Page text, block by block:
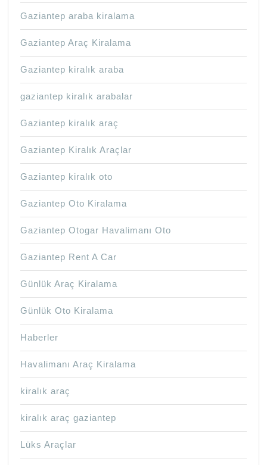
Gaziantep araba kiralama
Gaziantep Araç Kiralama
Gaziantep kiralık araba
gaziantep kiralık arabalar
Gaziantep kiralık araç
Gaziantep Kiralık Araçlar
Gaziantep kiralık oto
Gaziantep Oto Kiralama
Gaziantep Otogar Havalimanı Oto
Gaziantep Rent A Car
Günlük Araç Kiralama
Günlük Oto Kiralama
Haberler
Havalimanı Araç Kiralama
kiralık araç
kiralık araç gaziantep
Lüks Araçlar